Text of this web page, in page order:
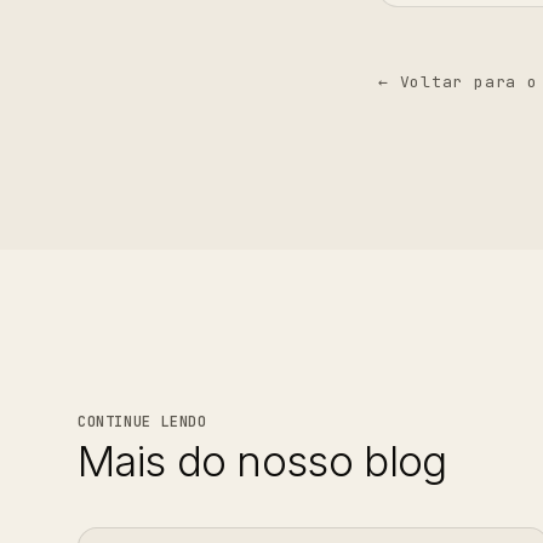
← Voltar para o
CONTINUE LENDO
Mais do nosso blog